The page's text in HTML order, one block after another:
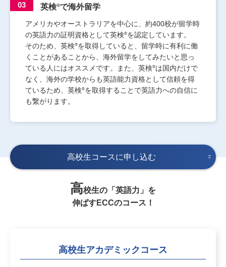
03 英検®で海外留学
アメリカやオーストラリアを中心に、約400校が留学時
の英語力の証明資格として英検®を認定しています。
そのため、英検®を取得していると、留学時に有利に働
くことがあることから、海外留学をしてみたいと思っ
ている人にはオススメです。また、英検®は国内だけで
なく、海外の学校からも英語能力資格として信頼を得
ているため、英検®を取得することで英語力への自信に
も繋がります。
高校生コースに申し込む
高校生の「英語力」を
伸ばすECCのコース！
高校生アカデミックコース